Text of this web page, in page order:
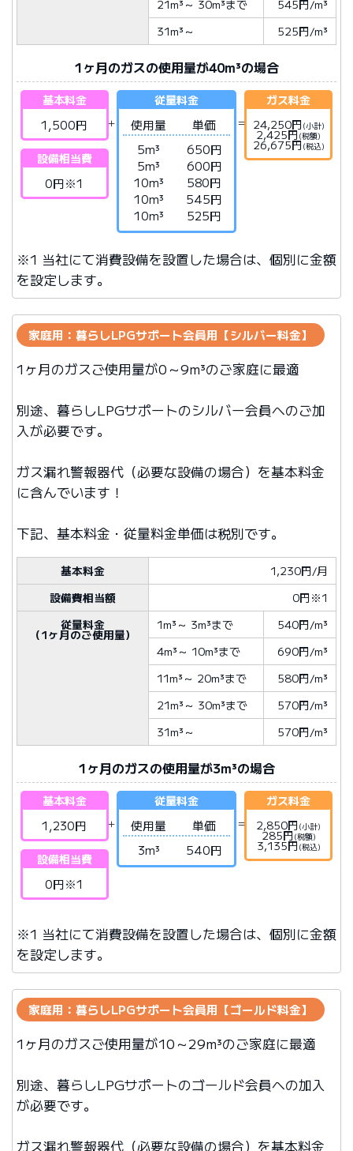
21m³ ～ 30m³まで
545円/m³
31m³ ～ 525円/m³
1ヶ月のガスの使用量が40m³の場合
基本料金
1,500円
設備相当費
0円※1
従量料金
使用量
単価
5m³
650円
5m³
600円
10m³
580円
10m³
545円
10m³
525円
ガス料金
24,250円 (小計)
2,425円(税額)
26,675円 (税込)
※1 当社にて消費設備を設置した場合は、個別に金額
を設定します。
家庭用：暮らしLPGサポート会員用【シルバー料金】
1ヶ月のガスご使用量が0～9m³のご家庭に最適
別途、暮らしLPGサポートのシルバー会員へのご加
入が必要です。
ガス漏れ警報器代（必要な設備の場合）を基本料金
に含んでいます！
下記、基本料金・従量料金単価は税別です。
基本料金
1,230円/月
設備費相当額
0円※1
従量料金
（1ヶ月のご使用量）
1m³ ～ 3m³まで
540円/m³
4m³ ～ 10m³まで
690円/m³
11m³ ～ 20m³まで
580円/m³
21m³ ～ 30m³まで
570円/m³
31m³ ～ 570円/m³
1ヶ月のガスの使用量が3m³の場合
基本料金
1,230円
設備相当費
0円※1
従量料金
使用量
単価
3m³
540円
ガス料金
2,850円 (小計)
285円 (税額)
3,135円 (税込)
※1 当社にて消費設備を設置した場合は、個別に金額
を設定します。
家庭用：暮らしLPGサポート会員用【ゴールド料金】
1ヶ月のガスご使用量が10～29m³のご家庭に最適
別途、暮らしLPGサポートのゴールド会員への加入
が必要です。
ガス漏れ警報器代（必要な設備の場合）を基本料金